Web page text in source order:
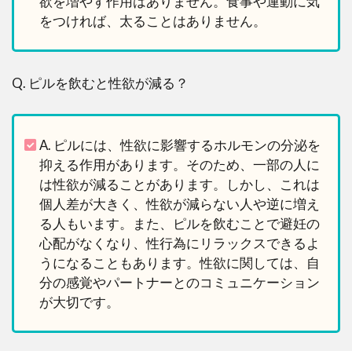
をつければ、太ることはありません。
Q. ピルを飲むと性欲が減る？
A. ピルには、性欲に影響するホルモンの分泌を
抑える作用があります。そのため、一部の人に
は性欲が減ることがあります。しかし、これは
個人差が大きく、性欲が減らない人や逆に増え
る人もいます。また、ピルを飲むことで避妊の
心配がなくなり、性行為にリラックスできるよ
うになることもあります。性欲に関しては、自
分の感覚やパートナーとのコミュニケーション
が大切です。